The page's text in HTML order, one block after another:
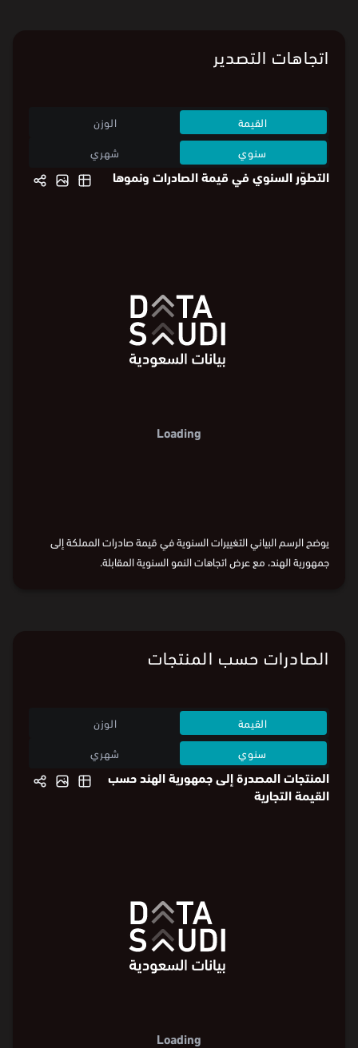
اتجاهات التصدير
القيمة
الوزن
سنوي
شهري
التطوّر السنوي في قيمة الصادرات ونموها
Loading
يوضح الرسم البياني التغييرات السنوية في قيمة صادرات المملكة إلى
جمهورية الهند، مع عرض اتجاهات النمو السنوية المقابلة.
الصادرات حسب المنتجات
القيمة
الوزن
سنوي
شهري
المنتجات المصدرة إلى جمهورية الهند حسب
القيمة التجارية
Loading